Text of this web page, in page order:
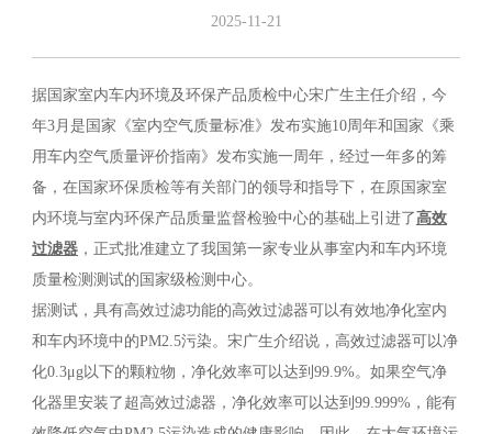
2025-11-21
据国家室内车内环境及环保产品质检中心宋广生主任介绍，今
年3月是国家《室内空气质量标准》发布实施10周年和国家《乘
用车内空气质量评价指南》发布实施一周年，经过一年多的筹
备，在国家环保质检等有关部门的领导和指导下，在原国家室
内环境与室内环保产品质量监督检验中心的基础上引进了 高效
过滤器，正式批准建立了我国第一家专业从事室内和车内环境
质量检测测试的国家级检测中心。
据测试，具有高效过滤功能的高效过滤器可以有效地净化室内
和车内环境中的PM2.5污染。宋广生介绍说，高效过滤器可以净
化0.3μg以下的颗粒物，净化效率可以达到99.9%。如果空气净
化器里安装了超高效过滤器，净化效率可以达到99.999%，能有